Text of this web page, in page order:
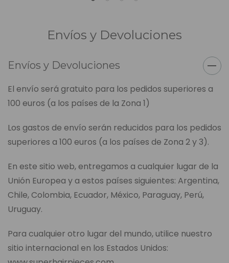
Envíos y Devoluciones
Envíos y Devoluciones
El envío será gratuito para los pedidos superiores a
100 euros (a los países de la Zona 1)
Los gastos de envío serán reducidos para los pedidos
superiores a 100 euros (a los países de Zona 2 y 3).
En este sitio web, entregamos a cualquier lugar de la
Unión Europea y a estos países siguientes: Argentina,
Chile, Colombia, Ecuador, México, Paraguay, Perú,
Uruguay.
Para cualquier otro lugar del mundo, utilice nuestro
sitio internacional en los Estados Unidos: